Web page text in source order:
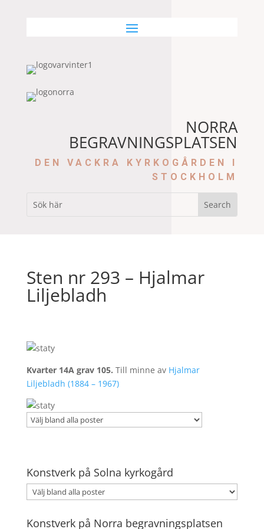
NORRA
BEGRAVNINGSPLATSEN
DEN VACKRA KYRKOGÅRDEN I
STOCKHOLM
Sten nr 293 – Hjalmar
Liljebladh
Kvarter 14A grav 105. Till minne av Hjalmar
Liljebladh (1884 – 1967)
Konstverk på Solna kyrkogård
Konstverk på Norra begravningsplatsen